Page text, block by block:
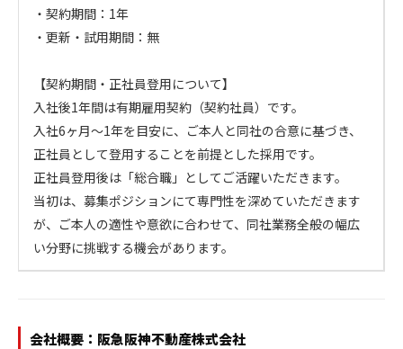
・契約期間：1年
・更新・試用期間：無
【契約期間・正社員登用について】
入社後1年間は有期雇用契約（契約社員）です。
入社6ヶ月～1年を目安に、ご本人と同社の合意に基づき、
正社員として登用することを前提とした採用です。
正社員登用後は「総合職」としてご活躍いただきます。
当初は、募集ポジションにて専門性を深めていただきます
が、ご本人の適性や意欲に合わせて、同社業務全般の幅広
い分野に挑戦する機会があります。
会社概要：阪急阪神不動産株式会社